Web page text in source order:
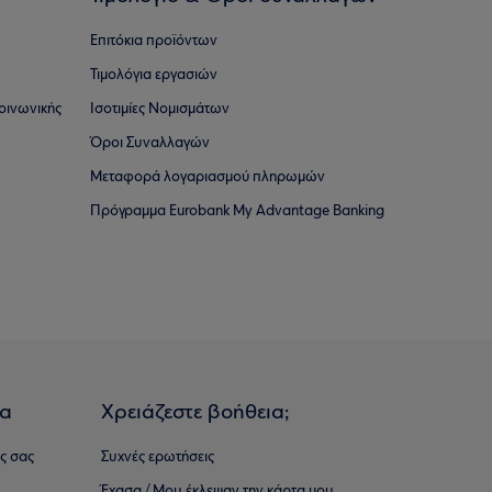
Επιτόκια προϊόντων
Τιμολόγια εργασιών
Ισοτιμίες Νομισμάτων
Όροι Συναλλαγών
Μεταφορά λογαριασμού πληρωμών
Πρόγραμμα Eurobank My Advantage Banking
σας
Χρειάζεστε βοήθεια;
Συχνές ερωτήσεις